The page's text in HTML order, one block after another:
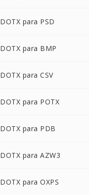
DOTX para PSD
DOTX para BMP
DOTX para CSV
DOTX para POTX
DOTX para PDB
DOTX para AZW3
DOTX para OXPS